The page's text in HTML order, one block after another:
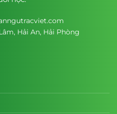
Hải An, Hải Phòng